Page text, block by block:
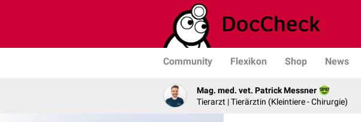
Community Flexikon Shop News
Mag. med. vet. Patrick Messner
Tierarzt | Tierärztin (Kleintiere - Chirurgie)